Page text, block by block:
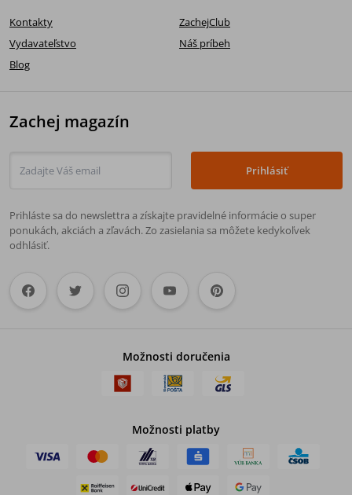
Kontakty
ZachejClub
Vydavateľstvo
Náš príbeh
Blog
Zachej magazín
Prihlásiť
Prihláste sa do newslettra a získajte pravidelné informácie o super
ponukách, akciách a zľavách. Zo zasielania sa môžete kedykoľvek
odhlásiť.
Možnosti doručenia
Možnosti platby